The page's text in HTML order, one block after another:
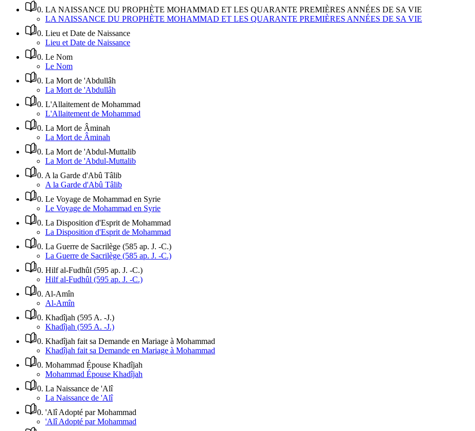
0. LA NAISSANCE DU PROPHÈTE MOHAMMAD ET LES QUARANTE PREMIÈRES ANNÉES DE SA VIE
LA NAISSANCE DU PROPHÈTE MOHAMMAD ET LES QUARANTE PREMIÈRES ANNÉES DE SA VIE
0. Lieu et Date de Naissance
Lieu et Date de Naissance
0. Le Nom
Le Nom
0. La Mort de 'Abdullâh
La Mort de 'Abdullâh
0. L'Allaitement de Mohammad
L'Allaitement de Mohammad
0. La Mort de Âminah
La Mort de Âminah
0. La Mort de 'Abdul-Muttalib
La Mort de 'Abdul-Muttalib
0. A la Garde d'Abû Tâlib
A la Garde d'Abû Tâlib
0. Le Voyage de Mohammad en Syrie
Le Voyage de Mohammad en Syrie
0. La Disposition d'Esprit de Mohammad
La Disposition d'Esprit de Mohammad
0. La Guerre de Sacrilège (585 ap. J. -C.)
La Guerre de Sacrilège (585 ap. J. -C.)
0. Hilf al-Fudhûl (595 ap. J. -C.)
Hilf al-Fudhûl (595 ap. J. -C.)
0. Al-Amîn
Al-Amîn
0. Khadîjah (595 A. -J.)
Khadîjah (595 A. -J.)
0. Khadîjah fait sa Demande en Mariage à Mohammad
Khadîjah fait sa Demande en Mariage à Mohammad
0. Mohammad Épouse Khadîjah
Mohammad Épouse Khadîjah
0. La Naissance de 'Alî
La Naissance de 'Alî
0. 'Alî Adopté par Mohammad
'Alî Adopté par Mohammad